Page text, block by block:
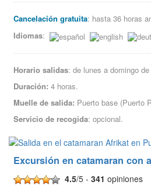
Cancelación gratuita: hasta 36 horas
Idiomas:
Horario salidas: de lunes a domingo de
Duración:4 horas.
Muelle de salida: Puerto base (Puerto
Servicio de recogida: opcional.
Excursión en catamaran con
4.5/5 -341 opiniones